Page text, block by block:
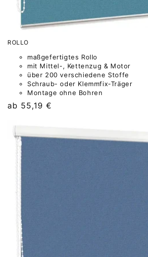
ROLLO
maßgefertigtes Rollo
mit Mittel-, Kettenzug & Motor
über 200 verschiedene Stoffe
Schraub- oder Klemmfix-Träger
Montage ohne Bohren
Normaler
ab 55,19 €